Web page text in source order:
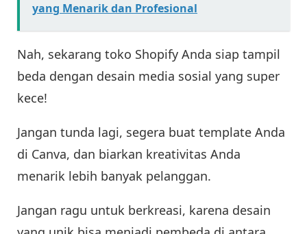
yang Menarik dan Profesional
Nah, sekarang toko Shopify Anda siap tampil
beda dengan desain media sosial yang super
kece!
Jangan tunda lagi, segera buat template Anda
di Canva, dan biarkan kreativitas Anda
menarik lebih banyak pelanggan.
Jangan ragu untuk berkreasi, karena desain